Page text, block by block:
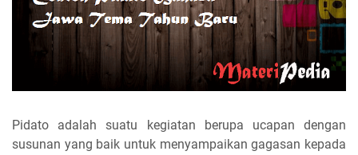
Pidato adalah suatu kegiatan berupa ucapan dengan
susunan yang baik untuk menyampaikan gagasan kepada